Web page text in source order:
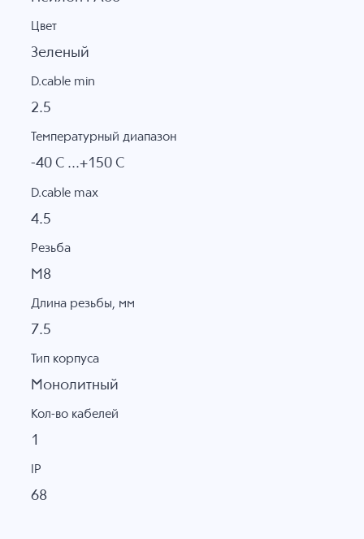
Цвет
Зеленый
D.cable min
2.5
Температурный диапазон
-40 C ...+150 C
D.cable max
4.5
Резьба
M8
Длина резьбы, мм
7.5
Тип корпуса
Монолитный
Кол-во кабелей
1
IP
68